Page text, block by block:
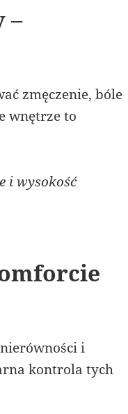
–
zmęczenie, bóle
wnętrze to
i wysokość
i
kontrola tych